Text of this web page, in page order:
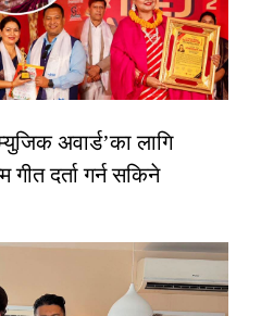
अवार्ड’का लागि
दर्ता गर्न सकिने